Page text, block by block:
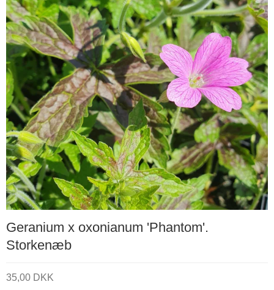
Geranium x oxonianum 'Phantom'.
Storkenæb
35,00 DKK